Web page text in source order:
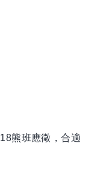
熊班應徵，合適